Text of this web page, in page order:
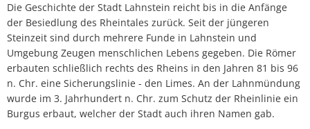
Die Geschichte der Stadt Lahnstein reicht bis in die Anfänge
der Besiedlung des Rheintales zurück. Seit der jüngeren
Steinzeit sind durch mehrere Funde in Lahnstein und
Umgebung Zeugen menschlichen Lebens gegeben. Die Römer
erbauten schließlich rechts des Rheins in den Jahren 81 bis 96
n. Chr. eine Sicherungslinie - den Limes. An der Lahnmündung
wurde im 3. Jahrhundert n. Chr. zum Schutz der Rheinlinie ein
Burgus erbaut, welcher der Stadt auch ihren Namen gab.